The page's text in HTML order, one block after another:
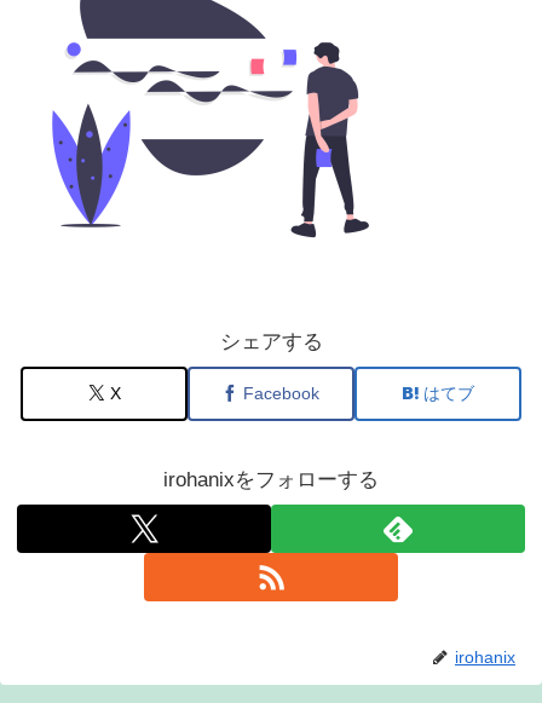
シェアする
X Facebook はてブ
irohanixをフォローする
irohanix